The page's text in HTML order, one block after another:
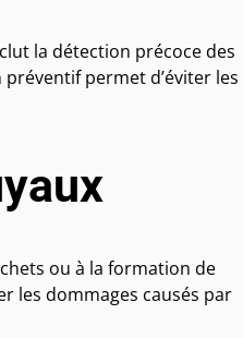
la détection précoce des
permet d’éviter les
ou à la formation de
les dommages causés par